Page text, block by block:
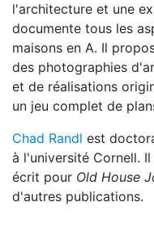
l'architecture et une
documente tous les
maisons en A. Il
des photographies
et de réalisations
un jeu complet de
Chad Randl est
à l'université Cornell.
écrit pour Old House
d'autres publications.